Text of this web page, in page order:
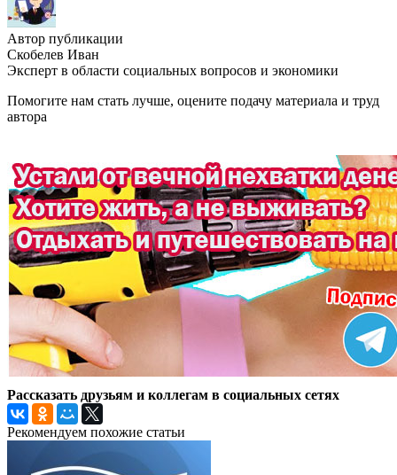
Автор публикации
Скобелев Иван
Эксперт в области социальных вопросов и экономики
Помогите нам стать лучше, оцените подачу материала и труд
автора
Рассказать друзьям и коллегам в социальных сетях
Рекомендуем похожие статьи